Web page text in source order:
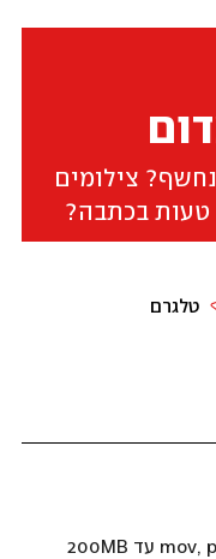
צילומים
טעות בכתבה?
טלגרם